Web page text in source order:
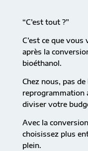
“C’est tout ?”
C’est ce que
après la
bioéthanol.
Chez nous, pas
reprogrammation
diviser votre
Avec la
choisissez plus
plein.